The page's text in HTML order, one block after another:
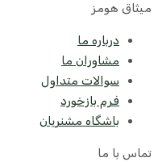
میثاق هومز
درباره ما
مشاوران ما
سوالات متداول
فرم بازخورد
باشگاه مشنریان
تماس با ما